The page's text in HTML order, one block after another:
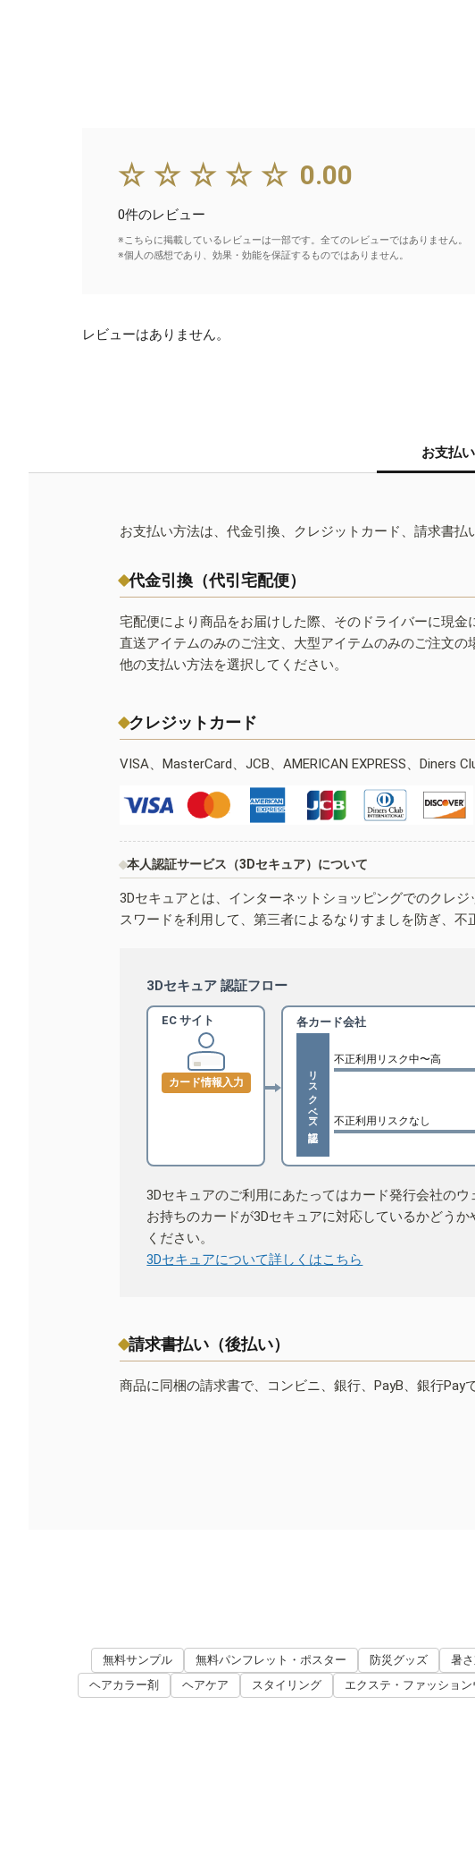
☆☆☆☆☆ 0.00
0件のレビュー
※こちらに掲載しているレビューは一部です。全てのレビューではありません。
※個人の感想であり、効果・効能を保証するものではありません。
レビューはありません。
お支払
お支払い方法は、代金引換、クレジットカード、請求書払
代金引換（代引宅配便）
宅配便により商品をお届けした際、そのドライバーに現金
直送アイテムのみのご注文、大型アイテムのみのご注文の
他の支払い方法を選択してください。
クレジットカード
VISA、MasterCard、JCB、AMERICAN EXPRESS、Diners
本人認証サービス（3Dセキュア）について
3Dセキュアとは、インターネットショッピングでのクレ
スワードを利用して、第三者によるなりすましを防ぎ、不
3Dセキュア 認証フロー
EC サイト
カード情報入力
各カード会社
リスクベース認証
不正利用リスク中〜高
不正利用リスクなし
3Dセキュアのご利用にあたってはカード発行会社の
お持ちのカードが3Dセキュアに対応しているかどう
ください。
3Dセキュアについて詳しくはこちら
請求書払い（後払い）
商品に同梱の請求書で、コンビニ、銀行、PayB、銀行Pay
無料サンプル 無料パンフレット・ポスター 防災グッズ 暑
ヘアカラー剤
ヘアケア スタイリング エクステ・ファッショ